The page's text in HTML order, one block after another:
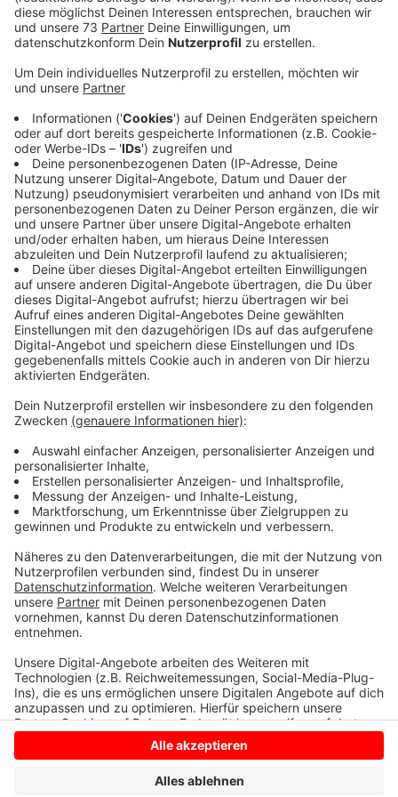
Veröffentlicht:Montag, 30.12.2024 11:31
Anzeige
Warum Niederländer in Deutschland kaufen
Anzeige
Der Hauptgrund für den Einkauf in Deutschland ist der
Preisunterschied: Feuerwerk ist hier deutlich günstiger
als in den Niederlanden. Allerdings dürfen unsere
niederländischen Nachbarn nicht alles, was sie hier
kaufen, in die Niederlande einführen und dort
abbrennen. Erlaubt sind nur Feuerwerkskörper, die auch
in den Niederlanden legal sind. Silvesterknaller und -
raketen sind dort verboten. Maximal 25 Kilogramm
Feuerwerkskörper dürfen eingeführt werden.
Tischfeuerwerk, Knall-Erbsen, Mischbatterien und
Kleinfeuerwerk sind erlaubt. Bei Verstößen drohen
hohe Geldbußen, und online bestelltes Feuerwerk kann
vom Zoll beschlagnahmt werden.Hierfindet ihr die
niederländischen Bestimmungen zum Feuerwerk.
Anzeige
Anzeige